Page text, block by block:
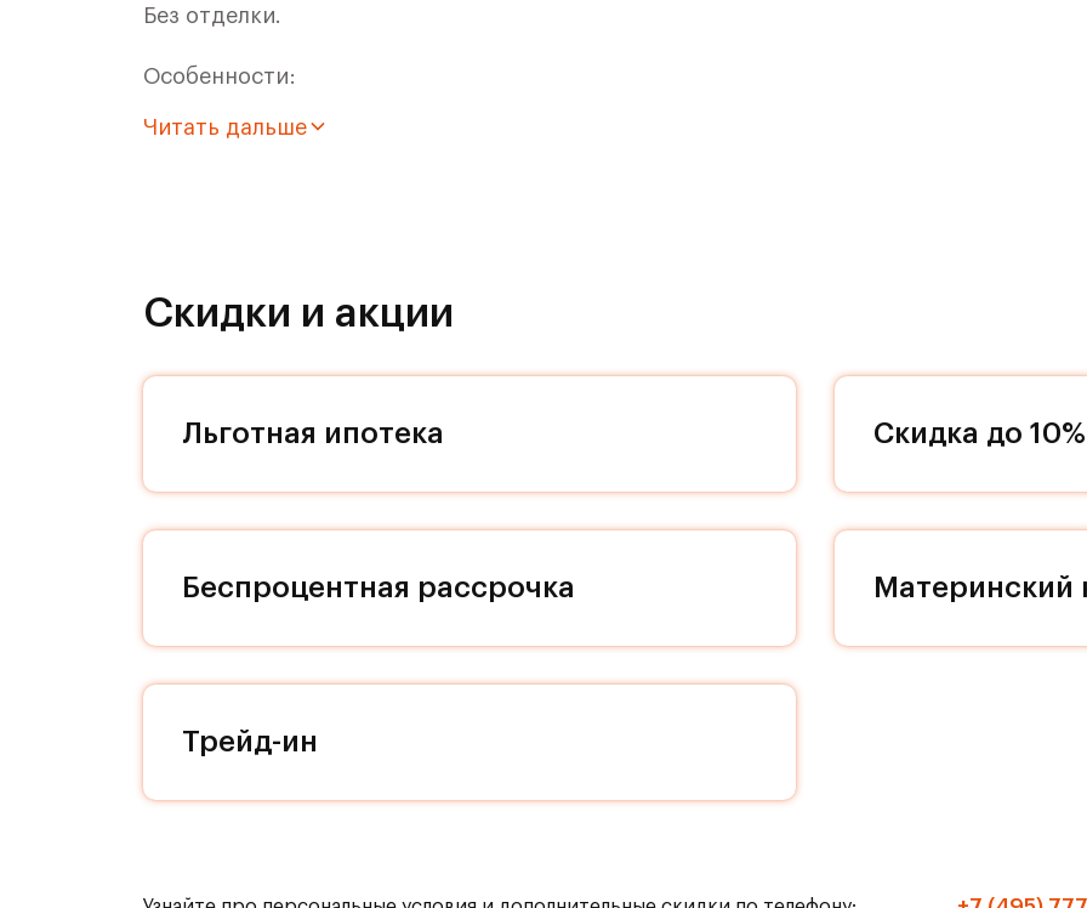
Без отделки.
Особенности:
- Квартира с большой ванной комнатой. Вам не придется ломать голову, как
жителя Римского квартала. Входные группы индивидуальны, однако в дизайне
материалам. Мы заботимся о свободном пространстве в вашей квартире, поэтому
наличие кладовых позволит вам поддерживать идеальный порядок и уют в вашей
расположены парковки. Дизайн подземных парковок с белоснежными колоннами
вызывает ассоциации с историческим культурным слоем романской эпохи. Поэтому
здесь вас не будет покидать ощущение особого места. Кладовые помещения
каждой секции, доступ к ним осуществляется на современном лифте МЭЛ с
никто не постучит, если вы захотите прибавить громкость в любимом музыкальном
или Ваши дети захотят устроить ночную пробежку! Живите только по своим
Транспортная доступность:
Читать дальше
Скидки и акции
Льготная ипотека Скидка до 10%
Беспроцентная рассрочка Материнский
Трейд-ин